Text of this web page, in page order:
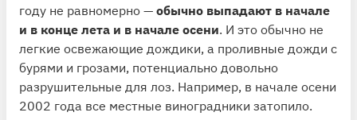
году не равномерно — обычно выпадают в начале
и в конце лета и в начале осени. И это обычно не
легкие освежающие дождики, а проливные дожди с
бурями и грозами, потенциально довольно
разрушительные для лоз. Например, в начале осени
2002 года все местные виноградники затопило.